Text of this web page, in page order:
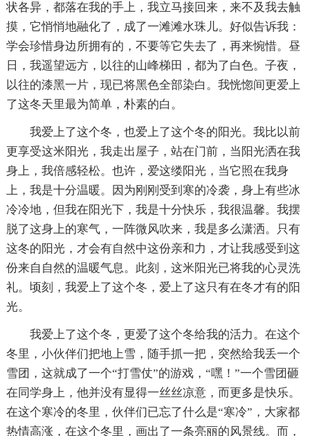
状各异，都落在我的手上，我立马接回来，来不及我去触
摸，它悄悄地融化了，成了一滩滩水珠儿。好似告诉我：
学会珍惜身边所拥有的，不要等它失去了，再来惋惜。昼
日，我遥望远方，以往的山峰梯田，都为了白色。子夜，
以往的漆黑一片，现已将黑色全部染白。我恍惚间更爱上
了这冬天里最为简单，朴素的白。
我爱上了这个冬，也爱上了这个冬的阳光。我比以前
更享受这米阳光，我走出屋子，站在门前，当阳光洒在我
身上，我倍感轻松。也许，爱这缕阳光，当它照在我身
上，我是十分温暖。因为刚刚受到寒的冷袭，身上有些冰
冷冷地，但我在阳光下，我是十分快乐，我很温馨。我摆
脱了这身上的寒气，一阵微风吹来，我是多么潇洒。只有
这冬的阳光，才会有自然中这份亲和力，才让我感受到这
份来自自然的温暖气息。此刻，这米阳光已将我的心灵洗
礼。顷刻，我爱上了这个冬，爱上了这只有在冬才有的阳
光。
我爱上了这个冬，更爱了这个冬给我的活力。在这个
冬里，小伙伴们把地上雪，随手抓一把，突然给我丢一个
雪团，这就成了一个“打雪仗”的游戏，“嘿！”一个雪团砸
在同学身上，他并没有显得一丝丝凉意，而更多是快乐。
在这个寒冷的冬里，伙伴们已忘了什么是“寒冷”，大家都
热情高涨，在这个冬里，画出了一条亮丽的风景线。而，